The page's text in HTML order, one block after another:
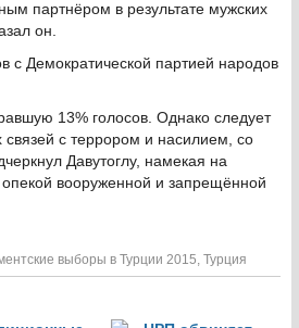
партнёром в результате мужских
он.
с Демократической партией народов
13% голосов. Однако следует
связей с террором и насилием, со
Давутоглу, намекая на
вооруженной и запрещённой
выборы в Турции 2015, Турция